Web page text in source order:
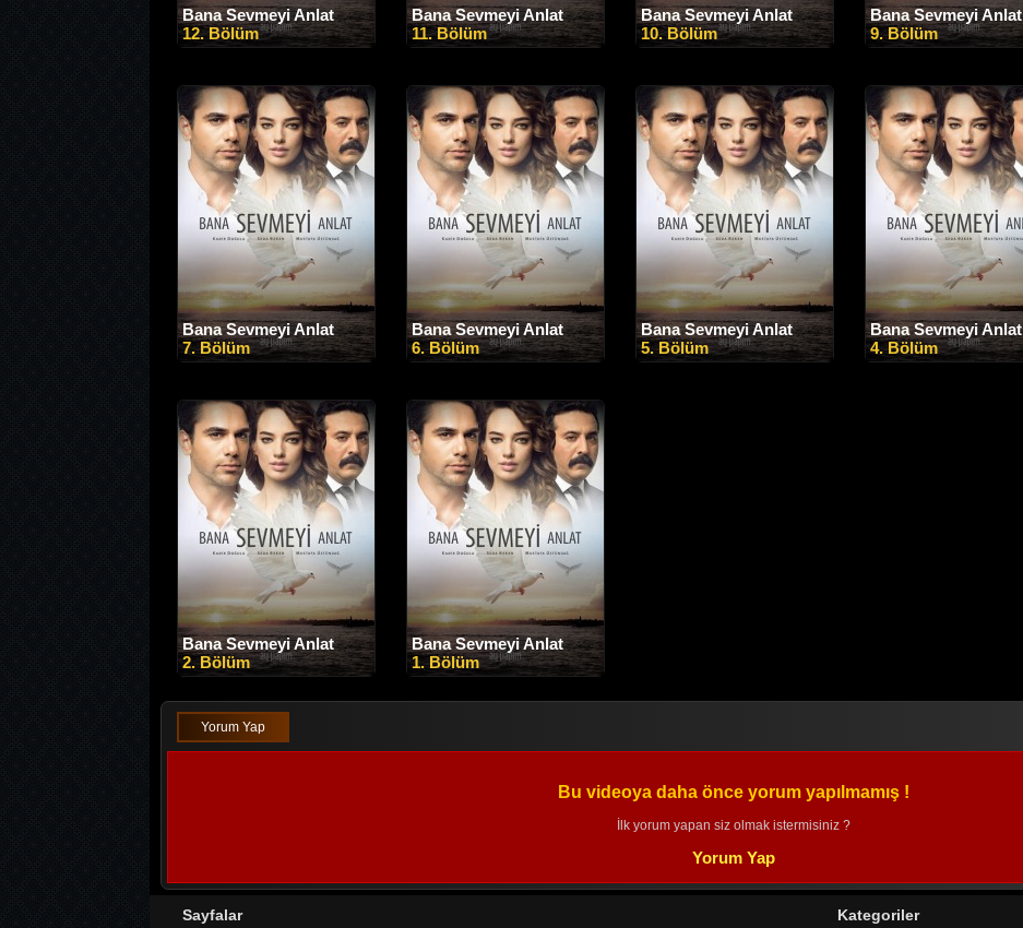
Bana Sevmeyi Anlat
12. Bölüm
Bana Sevmeyi Anlat
11. Bölüm
Bana Sevmeyi Anlat
10. Bölüm
Bana Sevmeyi Anlat
9. Bölüm
Bana Sevmeyi Anlat
7. Bölüm
Bana Sevmeyi Anlat
6. Bölüm
Bana Sevmeyi Anlat
5. Bölüm
Bana Sevmeyi Anlat
4. Bölüm
Bana Sevmeyi Anlat
2. Bölüm
Bana Sevmeyi Anlat
1. Bölüm
Yorum Yap
Bu videoya daha önce yorum yapılmamış !
İlk yorum yapan siz olmak istermisiniz ?
Yorum Yap
Sayfalar Kategoriler